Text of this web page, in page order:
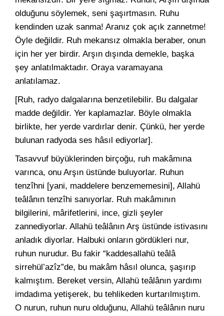
olduğunu söylemek, seni şaşırtmasın. Ruhu
kendinden uzak sanma! Aranız çok açık zannetme!
Öyle değildir. Ruh mekansız olmakla beraber, onun
için her yer birdir. Arşın dışında demekle, başka
şey anlatılmaktadır. Oraya varamayana
anlatılamaz.
[Ruh, radyo dalgalarına benzetilebilir. Bu dalgalar
madde değildir. Yer kaplamazlar. Böyle olmakla
birlikte, her yerde vardırlar denir. Çünkü, her yerde
bulunan radyoda ses hâsıl ediyorlar].
Tasavvuf büyüklerinden birçoğu, ruh makâmına
varınca, onu Arşın üstünde buluyorlar. Ruhun
tenzîhni [yani, maddelere benzememesini], Allahü
teâlânın tenzîhi sanıyorlar. Ruh makâmının
bilgilerini, mârifetlerini, ince, gizli şeyler
zannediyorlar. Allahü teâlânın Arş üstünde istivasını
anladık diyorlar. Halbuki onların gördükleri nur,
ruhun nurudur. Bu fakir “kaddesallahü teâlâ
sirrehül’azîz”de, bu makâm hâsıl olunca, şaşırıp
kalmıştım. Bereket versin, Allahü teâlânın yardımı
imdadıma yetişerek, bu tehlikeden kurtarılmıştım.
O nurun, ruhun nuru olduğunu, Allahü teâlânın nuru